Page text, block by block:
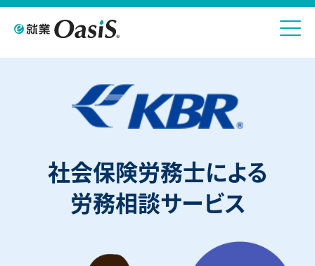
社会保険労務士による
労務相談サービス